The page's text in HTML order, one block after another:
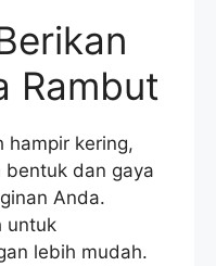
Rambut
hampir kering,
dan gaya
Anda.
untuk
lebih mudah.